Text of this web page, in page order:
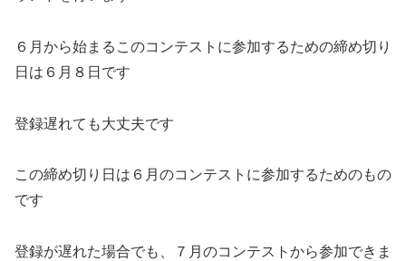
６月から始まるこのコンテストに参加するための締め切り
日は６月８日です
登録遅れても大丈夫です
この締め切り日は６月のコンテストに参加するためのもの
です
登録が遅れた場合でも、７月のコンテストから参加できま